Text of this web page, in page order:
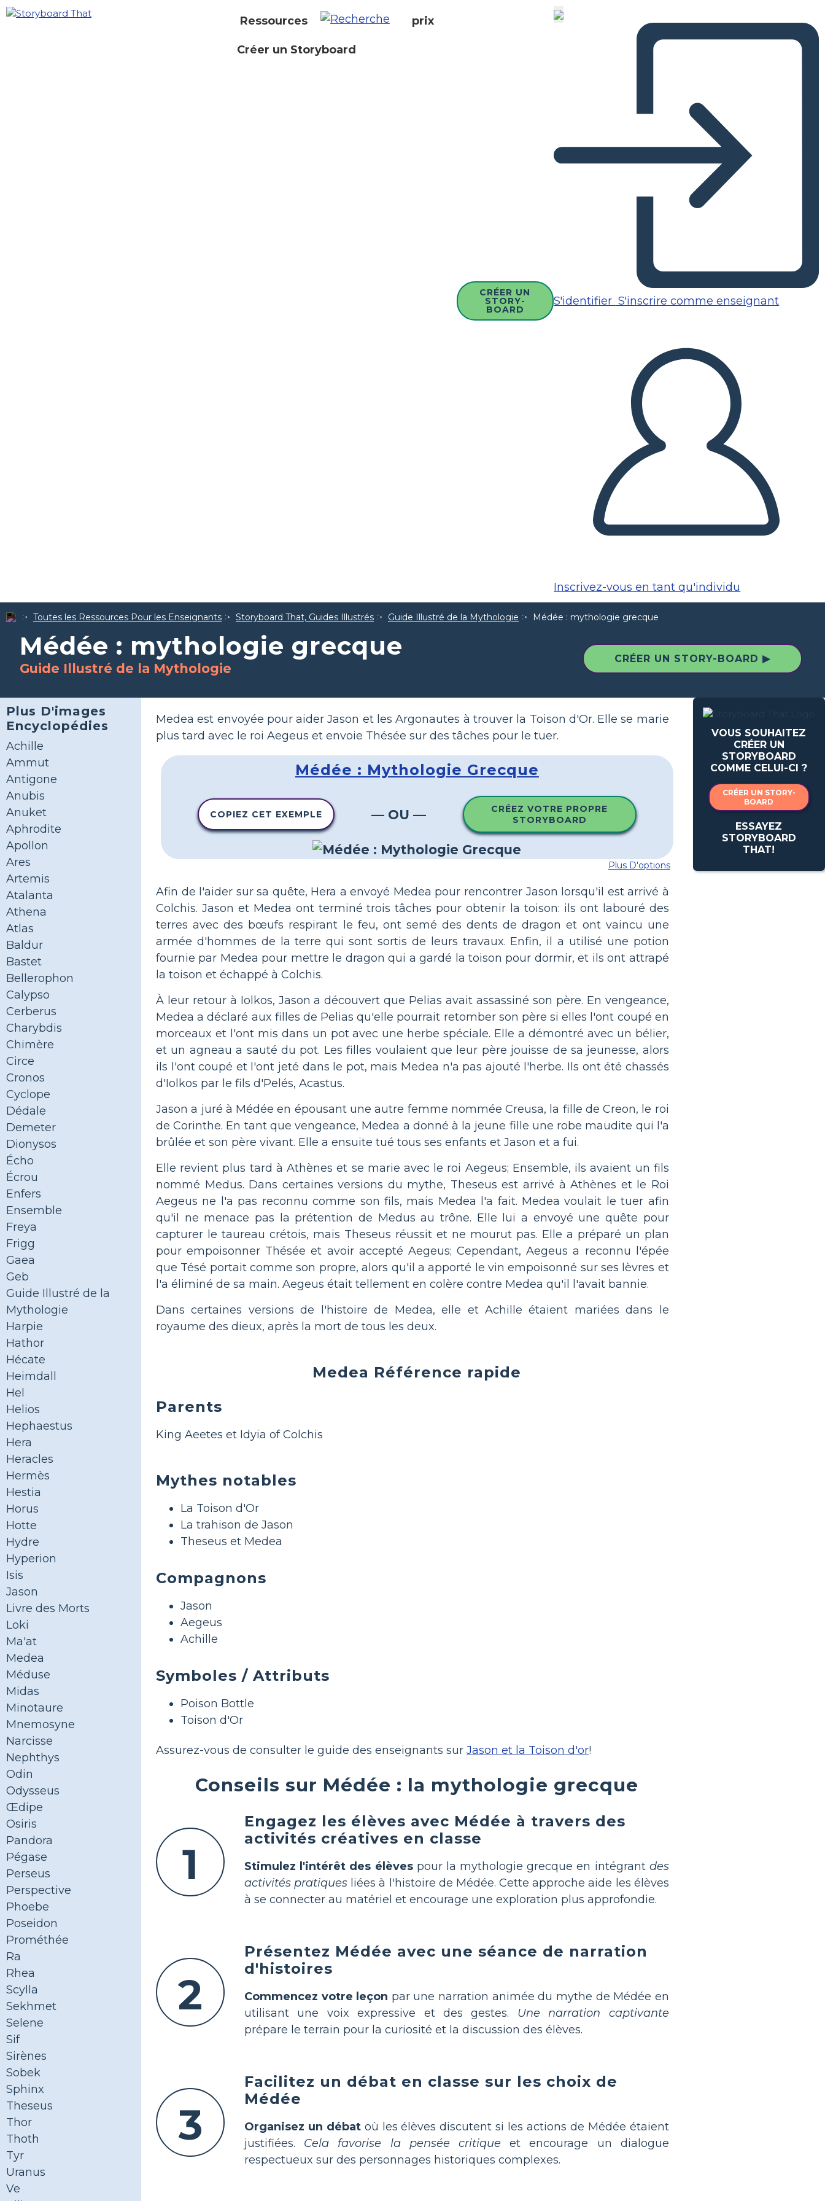
Ressources prix
Créer un Storyboard
CRÉER UN
STORY-
BOARD
S'identifier S'inscrire comme enseignant
Inscrivez-vous en tant qu'individu
Toutes les Ressources Pour les Enseignants Storyboard That, Guides Illustrés Guide Illustré de la Mythologie Médée : mythologie grecque
Médée : mythologie grecque
Guide Illustré de la Mythologie
CRÉER UN STORY-BOARD ▶
Plus D'images
Encyclopédies
Achille
Ammut
Antigone
Anubis
Anuket
Aphrodite
Apollon
Ares
Artemis
Atalanta
Athena
Atlas
Baldur
Bastet
Bellerophon
Calypso
Cerberus
Charybdis
Chimère
Circe
Cronos
Cyclope
Dédale
Demeter
Dionysos
Écho
Écrou
Enfers
Ensemble
Freya
Frigg
Gaea
Geb
Guide Illustré de la
Mythologie
Harpie
Hathor
Hécate
Heimdall
Hel
Helios
Hephaestus
Hera
Heracles
Hermès
Hestia
Horus
Hotte
Hydre
Hyperion
Isis
Jason
Livre des Morts
Loki
Ma'at
Medea
Méduse
Midas
Minotaure
Mnemosyne
Narcisse
Nephthys
Odin
Odysseus
Œdipe
Osiris
Pandora
Pégase
Perseus
Perspective
Phoebe
Poseidon
Prométhée
Ra
Rhea
Scylla
Sekhmet
Selene
Sif
Sirènes
Sobek
Sphinx
Theseus
Thor
Thoth
Tyr
Uranus
Ve
VOUS SOUHAITEZ
CRÉER UN
STORYBOARD
COMME CELUI-CI ?
CRÉER UN STORY-
BOARD
ESSAYEZ
STORYBOARD
THAT!
Medea est envoyée pour aider Jason et les Argonautes à trouver la Toison d'Or. Elle se marie
plus tard avec le roi Aegeus et envoie Thésée sur des tâches pour le tuer.
Médée : Mythologie Grecque
COPIEZ CET EXEMPLE — OU —
CRÉEZ VOTRE PROPRE
STORYBOARD
Plus D'options
Afin de l'aider sur sa quête, Hera a envoyé Medea pour rencontrer Jason lorsqu'il est arrivé à
Colchis. Jason et Medea ont terminé trois tâches pour obtenir la toison: ils ont labouré des
terres avec des bœufs respirant le feu, ont semé des dents de dragon et ont vaincu une
armée d'hommes de la terre qui sont sortis de leurs travaux. Enfin, il a utilisé une potion
fournie par Medea pour mettre le dragon qui a gardé la toison pour dormir, et ils ont attrapé
la toison et échappé à Colchis.
À leur retour à Iolkos, Jason a découvert que Pelias avait assassiné son père. En vengeance,
Medea a déclaré aux filles de Pelias qu'elle pourrait retomber son père si elles l'ont coupé en
morceaux et l'ont mis dans un pot avec une herbe spéciale. Elle a démontré avec un bélier,
et un agneau a sauté du pot. Les filles voulaient que leur père jouisse de sa jeunesse, alors
ils l'ont coupé et l'ont jeté dans le pot, mais Medea n'a pas ajouté l'herbe. Ils ont été chassés
d'Iolkos par le fils d'Pelés, Acastus.
Jason a juré à Médée en épousant une autre femme nommée Creusa, la fille de Creon, le roi
de Corinthe. En tant que vengeance, Medea a donné à la jeune fille une robe maudite qui l'a
brûlée et son père vivant. Elle a ensuite tué tous ses enfants et Jason et a fui.
Elle revient plus tard à Athènes et se marie avec le roi Aegeus; Ensemble, ils avaient un fils
nommé Medus. Dans certaines versions du mythe, Theseus est arrivé à Athènes et le Roi
Aegeus ne l'a pas reconnu comme son fils, mais Medea l'a fait. Medea voulait le tuer afin
qu'il ne menace pas la prétention de Medus au trône. Elle lui a envoyé une quête pour
capturer le taureau crétois, mais Theseus réussit et ne mourut pas. Elle a préparé un plan
pour empoisonner Thésée et avoir accepté Aegeus; Cependant, Aegeus a reconnu l'épée
que Tésé portait comme son propre, alors qu'il a apporté le vin empoisonné sur ses lèvres et
l'a éliminé de sa main. Aegeus était tellement en colère contre Medea qu'il l'avait bannie.
Dans certaines versions de l'histoire de Medea, elle et Achille étaient mariées dans le
royaume des dieux, après la mort de tous les deux.
Medea Référence rapide
Parents
King Aeetes et Idyia of Colchis
Mythes notables
La Toison d'Or
La trahison de Jason
Theseus et Medea
Compagnons
Jason
Aegeus
Achille
Symboles / Attributs
Poison Bottle
Toison d'Or
Assurez-vous de consulter le guide des enseignants sur Jason et la Toison d'or!
Conseils sur Médée : la mythologie grecque
1
Engagez les élèves avec Médée à travers des
activités créatives en classe
Stimulez l'intérêt des élèvespour la mythologie grecque en intégrant des
activités pratiques liées à l'histoire de Médée. Cette approche aide les élèves
à se connecter au matériel et encourage une exploration plus approfondie.
2
Présentez Médée avec une séance de narration
d'histoires
Commencez votre leçon par une narration animée du mythe de Médée en
utilisant une voix expressive et des gestes. Une narration captivante
prépare le terrain pour la curiosité et la discussion des élèves.
3
Facilitez un débat en classe sur les choix de
Médée
Organisez un débatoù les élèves discutent si les actions de Médée étaient
justifiées. Cela favorise la pensée critique et encourage un dialogue
respectueux sur des personnages historiques complexes.